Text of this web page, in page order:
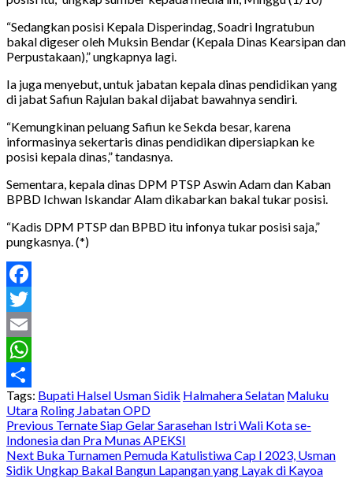
“Sedangkan posisi Kepala Disperindag, Soadri Ingratubun
bakal digeser oleh Muksin Bendar (Kepala Dinas Kearsipan dan
Perpustakaan),” ungkapnya lagi.
Ia juga menyebut, untuk jabatan kepala dinas pendidikan yang
di jabat Safiun Rajulan bakal dijabat bawahnya sendiri.
“Kemungkinan peluang Safiun ke Sekda besar, karena
informasinya sekertaris dinas pendidikan dipersiapkan ke
posisi kepala dinas,” tandasnya.
Sementara, kepala dinas DPM PTSP Aswin Adam dan Kaban
BPBD Ichwan Iskandar Alam dikabarkan bakal tukar posisi.
“Kadis DPM PTSP dan BPBD itu infonya tukar posisi saja,”
pungkasnya. (*)
Facebook
Twitter
Email
WhatsApp
Share
Tags: Bupati Halsel Usman Sidik Halmahera Selatan Maluku
Utara Roling Jabatan OPD
Post
navigation
Previous Ternate Siap Gelar Sarasehan Istri Wali Kota se-
Indonesia dan Pra Munas APEKSI
Next Buka Turnamen Pemuda Katulistiwa Cap I 2023, Usman
Sidik Ungkap Bakal Bangun Lapangan yang Layak di Kayoa